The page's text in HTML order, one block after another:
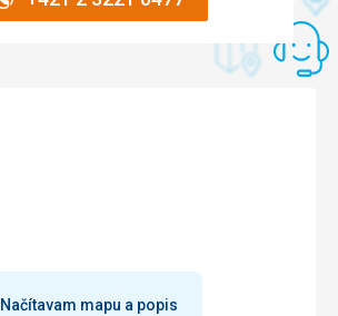
Načítavam mapu a popis